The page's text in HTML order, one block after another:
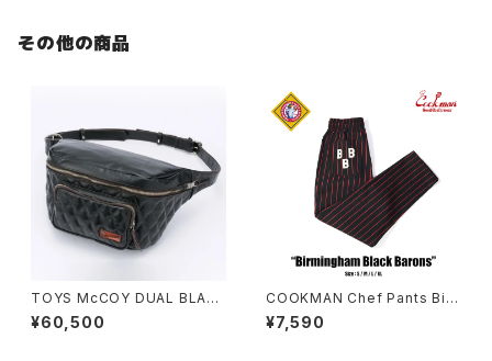
その他の商品
TOYS McCOY DUAL BLADE
BAG MAX
¥60,500
COOKMAN Chef Pants Bir
mingham Black Barons
¥7,590